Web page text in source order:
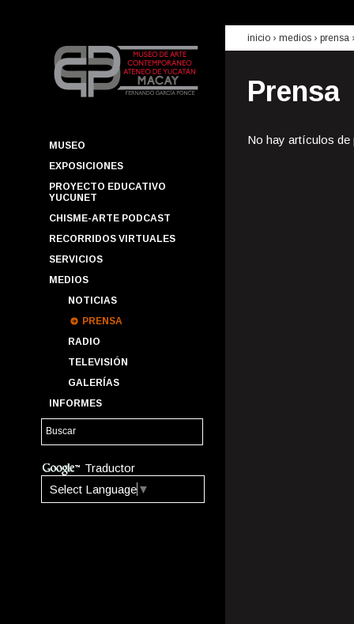
MUSEO
EXPOSICIONES
PROYECTO EDUCATIVO
YUCUNET
CHISME-ARTE PODCAST
RECORRIDOS VIRTUALES
SERVICIOS
MEDIOS
NOTICIAS
PRENSA
RADIO
TELEVISIÓN
GALERÍAS
INFORMES
Traductor
Select Language ▼
inicio › medios › prensa
Prensa
No hay artículos de